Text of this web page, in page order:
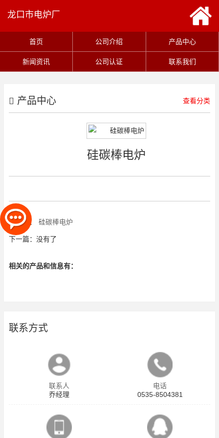
龙口市电炉厂
首页 公司介绍 产品中心
新闻资讯 公司认证 联系我们
产品中心 查看分类
硅碳棒电炉
上一篇： 硅碳棒电炉
下一篇：没有了
相关的产品和信息有：
联系方式
联系人
乔经理
电话
0535-8504381